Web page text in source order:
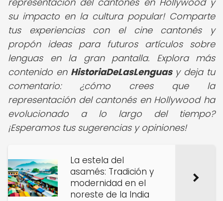
su impacto en la cultura popular! Comparte
tus experiencias con el cine cantonés y
propón ideas para futuros artículos sobre
lenguas en la gran pantalla. Explora más
contenido en HistoriaDeLasLenguasy deja tu
comentario: ¿cómo crees que la
representación del cantonés en Hollywood ha
evolucionado a lo largo del tiempo?
¡Esperamos tus sugerencias y opiniones!
La estela del
asamés: Tradición y
modernidad en el
noreste de la India